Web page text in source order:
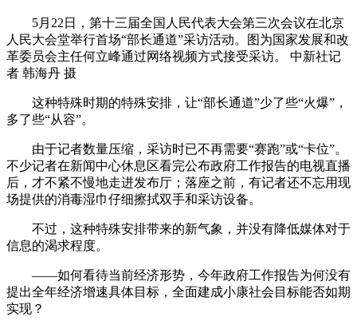
5月22日，第十三届全国人民代表大会第三次会议在北京
人民大会堂举行首场“部长通道”采访活动。图为国家发展和改
革委员会主任何立峰通过网络视频方式接受采访。 中新社记
者 韩海丹 摄
这种特殊时期的特殊安排，让“部长通道”少了些“火爆”，
多了些“从容”。
由于记者数量压缩，采访时已不再需要“赛跑”或“卡位”。
不少记者在新闻中心休息区看完公布政府工作报告的电视直播
后，才不紧不慢地走进发布厅；落座之前，有记者还不忘用现
场提供的消毒湿巾仔细擦拭双手和采访设备。
不过，这种特殊安排带来的新气象，并没有降低媒体对于
信息的渴求程度。
——如何看待当前经济形势，今年政府工作报告为何没有
提出全年经济增速具体目标，全面建成小康社会目标能否如期
实现？